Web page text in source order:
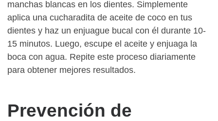
manchas blancas en los dientes. Simplemente
aplica una cucharadita de aceite de coco en tus
dientes y haz un enjuague bucal con él durante 10-
15 minutos. Luego, escupe el aceite y enjuaga la
boca con agua. Repite este proceso diariamente
para obtener mejores resultados.
Prevención de